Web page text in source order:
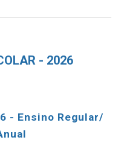
- 2026
- Ensino Regular/